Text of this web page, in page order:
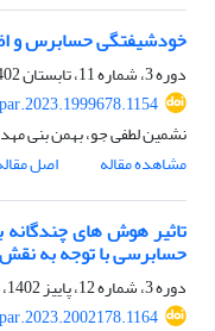
خودشیفتگی حسابرس و
دوره 3، شماره 11، تابستان 1402، صفحه
نشمین لطفی جو، بهمن بنی
مشاهده مقاله
اصل
تاثیر هوش های
حسابرسی با توجه به
دوره 3، شماره 12، پاییز 1402، صفحه